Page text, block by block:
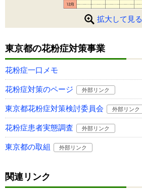
拡大して見る
東京都の花粉症対策事業
花粉症一口メモ
花粉症対策のページ 外部リンク
東京都花粉症対策検討委員会 外部リンク
花粉症患者実態調査 外部リンク
東京都の取組 外部リンク
関連リンク